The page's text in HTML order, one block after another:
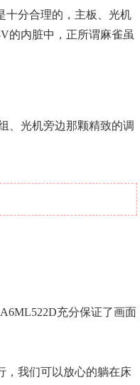
十分合理的，主板、光机
的内脏中，正所谓麻雀虽
、光机旁边那颗精致的调
充分保证了画面
，我们可以放心的躺在床